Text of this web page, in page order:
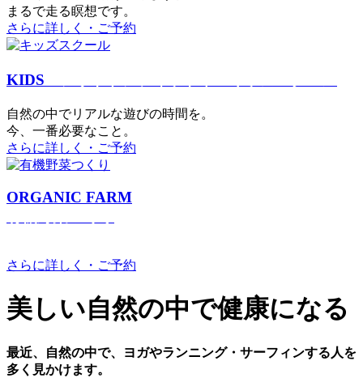
まるで⾛る瞑想です。
さらに詳しく・ご予約
KIDS
⾃然の中でリアルな遊びの時間を。
今、⼀番必要なこと。
さらに詳しく・ご予約
ORGANIC FARM
さらに詳しく・ご予約
美しい⾃然の中で健康になる
最近、⾃然の中で、ヨガやランニング・サーフィンする⼈を
多く⾒かけます。